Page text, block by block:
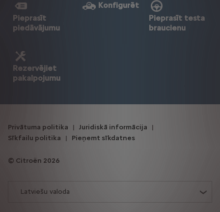
Pieprasīt
piedāvājumu
Konfigurēt
Pieprasīt testa
braucienu
Rezervējiet
pakalpojumu
Latviešu valoda
Citroën 2026
Privātuma politika
Juridiskā informācija
Sīkfailu politika
Pieņemt sīkdatnes